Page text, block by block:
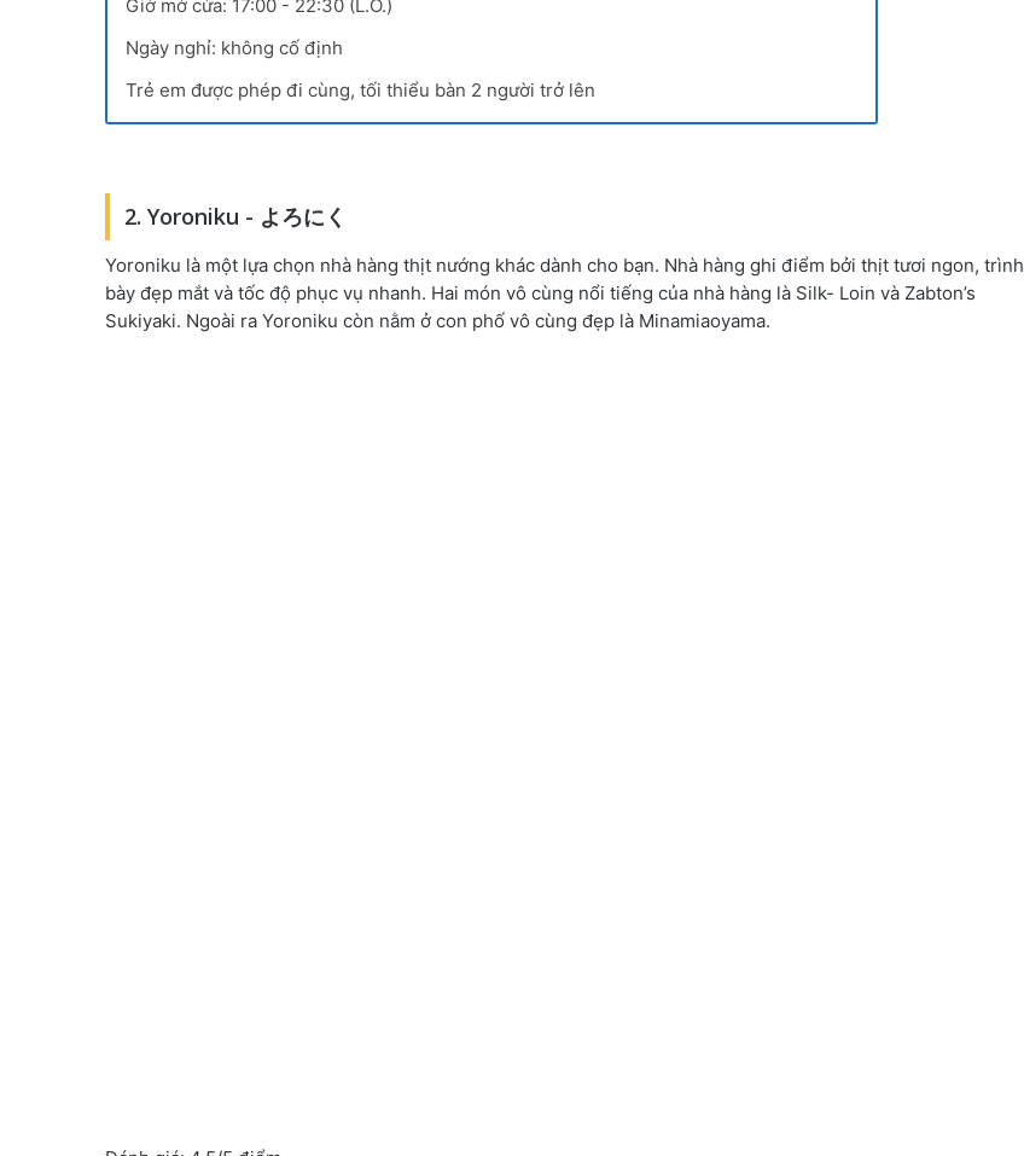
Giờ mở cửa: 17:00 - 22:30 (L.O.)
Ngày nghỉ: không cố định
Trẻ em được phép đi cùng, tối thiểu bàn 2 người trở lên
2. Yoroniku - よろにく
Yoroniku là một lựa chọn nhà hàng thịt nướng khác dành cho bạn. Nhà hàng ghi điểm bởi thịt tươi ngon, trình
bày đẹp mắt và tốc độ phục vụ nhanh. Hai món vô cùng nổi tiếng của nhà hàng là Silk- Loin và Zabton’s
Sukiyaki. Ngoài ra Yoroniku còn nằm ở con phố vô cùng đẹp là Minamiaoyama.